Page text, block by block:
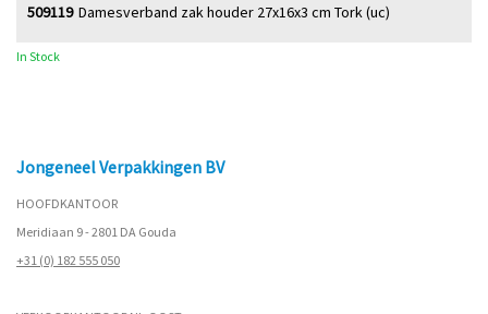
Damesverband zak houder 27x16x3 cm Tork (uc)
509119
In Stock
Jongeneel Verpakkingen BV
HOOFDKANTOOR
Meridiaan 9 - 2801 DA Gouda
+31 (0) 182 555 050